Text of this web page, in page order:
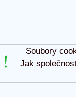
Soubory
Jak